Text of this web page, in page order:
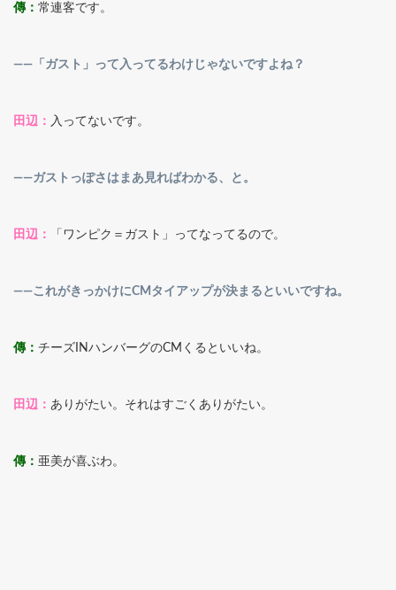
傳： 常連客です。
――「ガスト」って入ってるわけじゃないですよね？
田辺： 入ってないです。
――ガストっぽさはまあ見ればわかる、と。
田辺： 「ワンピク＝ガスト」ってなってるので。
――これがきっかけにCMタイアップが決まるといいですね。
傳： チーズINハンバーグのCMくるといいね。
田辺： ありがたい。それはすごくありがたい。
傳： 亜美が喜ぶわ。